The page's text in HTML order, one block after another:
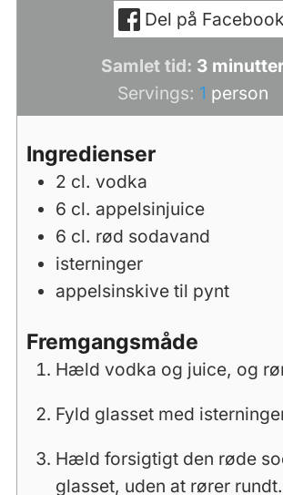
Del på Facebook
Samlet tid: 3minutter
Servings: 1 person
Ingredienser
2 cl. vodka
6 cl. appelsinjuice
6 cl. rød sodavand
isterninger
appelsinskive til pynt
Fremgangsmåde
Hæld vodka og juice, og
Fyld glasset med
Hæld forsigtigt den røde
glasset, uden at rører